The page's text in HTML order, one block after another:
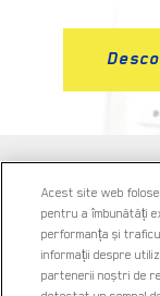
Acest site web
pentru a îmbunătăți
performanța și
informații despre
partenerii noștri de